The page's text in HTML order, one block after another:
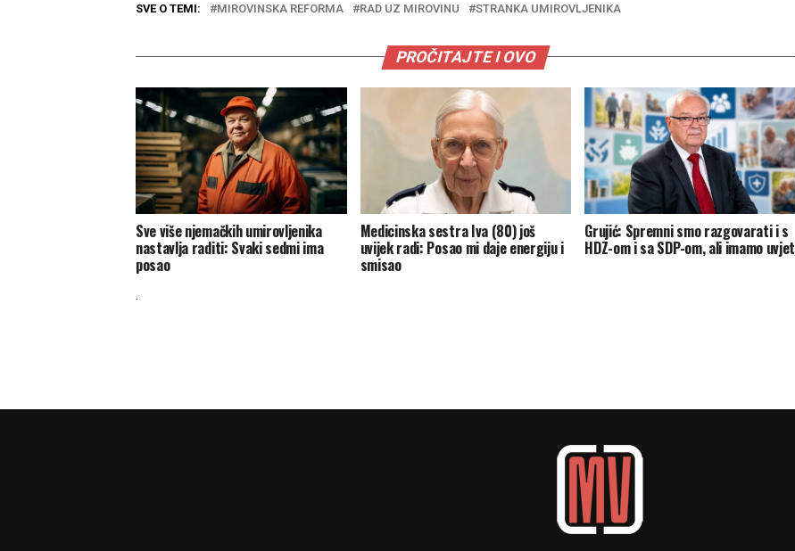
SVE O TEMI: MIROVINSKA REFORMA RAD UZ MIROVINU STRANKA UMIROVLJENIKA
PROČITAJTE I OVO
Sve više njemačkih umirovljenika
nastavlja raditi: Svaki sedmi ima
posao
Medicinska sestra Iva (80) još
uvijek radi: Posao mi daje energiju i
smisao
Grujić: Spremni smo razgovarati i s
HDZ-om i sa SDP-om, ali imamo uvjet
.